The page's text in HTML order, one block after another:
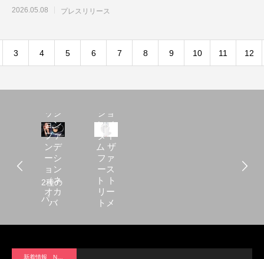
2026.05.08 プレスリリース
3 4 5 6 7 8 9 10 11 12
ッシ
ョン
ファ
ンデ
ーシ
ョン
（ネ
オカ
バ
2種の
パー
ライ
ミシ
ボリ
ショ
ン／
タイ
ム ザ
ファ
ース
ト ト
リー
トメ
エッ
ス 5th